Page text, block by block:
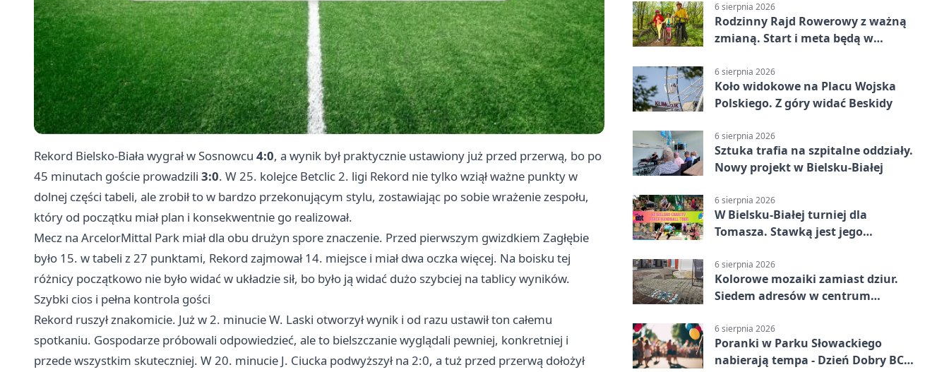
Rekord Bielsko-Biała wygrał wSosnowcu 4:0, a wynik był praktycznie ustawiony już przed przerwą, bo po
45 minutach goście prowadzili 3:0. W 25. kolejce Betclic 2. ligi Rekord nie tylko wziął ważne punkty w
dolnej części tabeli, ale zrobił to w bardzo przekonującym stylu, zostawiając po sobie wrażenie zespołu,
który od początku miał plan i konsekwentnie go realizował.
Mecz na ArcelorMittal Park miał dla obu drużyn spore znaczenie. Przed pierwszym gwizdkiem Zagłębie
było 15. w tabeli z 27 punktami, Rekord zajmował 14. miejsce i miał dwa oczka więcej. Na boisku tej
różnicy początkowo nie było widać w układzie sił, bo było ją widać dużo szybciej na tablicy wyników.
Szybki cios i pełna kontrola gości
Rekord ruszył znakomicie. Już w 2. minucie W. Laski otworzył wynik i od razu ustawił ton całemu
spotkaniu. Gospodarze próbowali odpowiedzieć, ale to bielszczanie wyglądali pewniej, konkretniej i
przede wszystkim skuteczniej. W 20. minucie J. Ciucka podwyższył na 2:0, a tuż przed przerwą dołożył
6 sierpnia 2026
Rodzinny Rajd Rowerowy z ważną
zmianą. Start i meta będą w
6 sierpnia 2026
Koło widokowe na Placu Wojska
Polskiego. Z góry widać Beskidy
6 sierpnia 2026
Sztuka trafia na szpitalne oddziały.
Nowy projekt w Bielsku-Białej
6 sierpnia 2026
W Bielsku-Białej turniej dla
Tomasza. Stawką jest jego
6 sierpnia 2026
Kolorowe mozaiki zamiast dziur.
Siedem adresów w centrum
6 sierpnia 2026
Poranki w Parku Słowackiego
nabierają tempa - Dzień Dobry BCK